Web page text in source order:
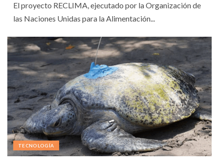
El proyecto RECLIMA, ejecutado por la Organización de
las Naciones Unidas para la Alimentación...
TECNOLOGÍA